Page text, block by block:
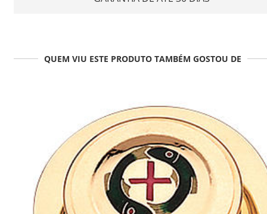
QUEM VIU ESTE PRODUTO TAMBÉM GOSTOU DE